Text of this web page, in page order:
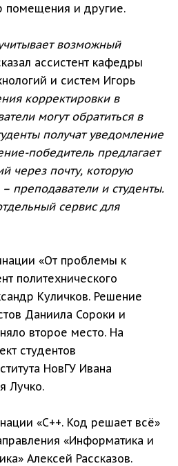
помещения и другие.
возможный
ассистент кафедры
и систем Игорь
корректировки в
могут обратиться в
получат уведомление
победитель предлагает
через почту, которую
преподаватели и студенты.
сервис для
«От проблемы к
политехнического
Куличков. Решение
Даниила Сороки и
второе место. На
студентов
НовГУ Ивана
Лучко.
«С++. Код решает всё»
«Информатика и
Алексей Рассказов.